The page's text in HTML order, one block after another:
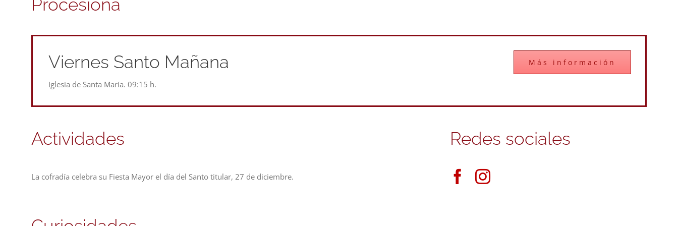
Procesiona
Más información
Viernes Santo Mañana
Iglesia de Santa María. 09:15 h.
Actividades
La cofradía celebra su Fiesta Mayor el día del Santo titular, 27 de diciembre.
Redes sociales